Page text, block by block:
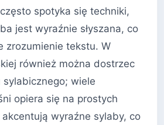
spotyka się techniki,
jest wyraźnie słyszana, co
zrozumienie tekstu. W
również można dostrzec
wiele
opiera się na prostych
wyraźne sylaby, co